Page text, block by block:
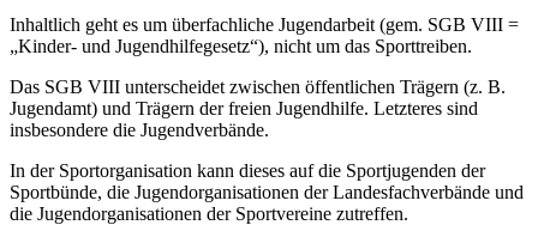
Inhaltlich geht es um überfachliche Jugendarbeit (gem. SGB VIII =
„Kinder- und Jugendhilfegesetz“), nicht um das Sporttreiben.
Das SGB VIII unterscheidet zwischen öffentlichen Trägern (z. B.
Jugendamt) und Trägern der freien Jugendhilfe. Letzteres sind
insbesondere die Jugendverbände.
In der Sportorganisation kann dieses auf die Sportjugenden der
Sportbünde, die Jugendorganisationen der Landesfachverbände und
die Jugendorganisationen der Sportvereine zutreffen.